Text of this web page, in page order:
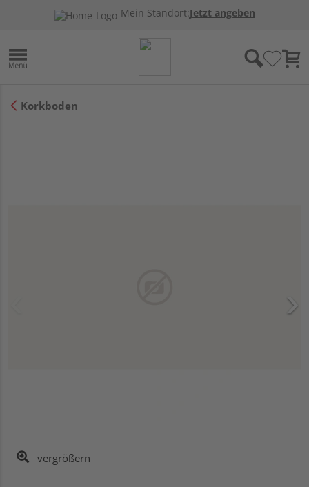
Mein Standort:Jetzt angeben
Korkboden
vergrößern